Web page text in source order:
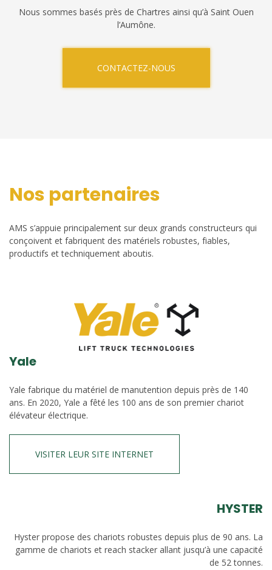
Nous sommes basés près de Chartres ainsi qu’à Saint Ouen
l’Aumône.
CONTACTEZ-NOUS
Nos partenaires
AMS s’appuie principalement sur deux grands constructeurs qui
conçoivent et fabriquent des matériels robustes, fiables,
productifs et techniquement aboutis.
Yale
Yale fabrique du matériel de manutention depuis près de 140
ans. En 2020, Yale a fêté les 100 ans de son premier chariot
élévateur électrique.
VISITER LEUR SITE INTERNET
HYSTER
Hyster propose des chariots robustes depuis plus de 90 ans. La
gamme de chariots et reach stacker allant jusqu’à une capacité
de 52 tonnes.